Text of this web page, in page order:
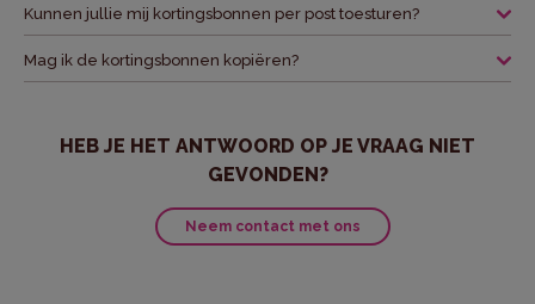
Kunnen jullie mij kortingsbonnen per post toesturen?
Mag ik de kortingsbonnen kopiëren?
HEB JE HET ANTWOORD OP JE VRAAG NIET
GEVONDEN?
Neem contact met ons